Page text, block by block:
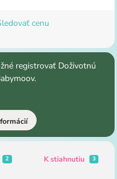
cenu
registrovať Doživotnú
2 K stiahnutiu 3